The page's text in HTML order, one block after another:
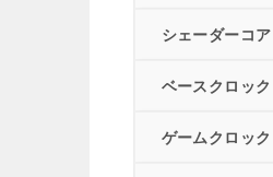
シェーダーコア
ベースクロック
ゲームクロック